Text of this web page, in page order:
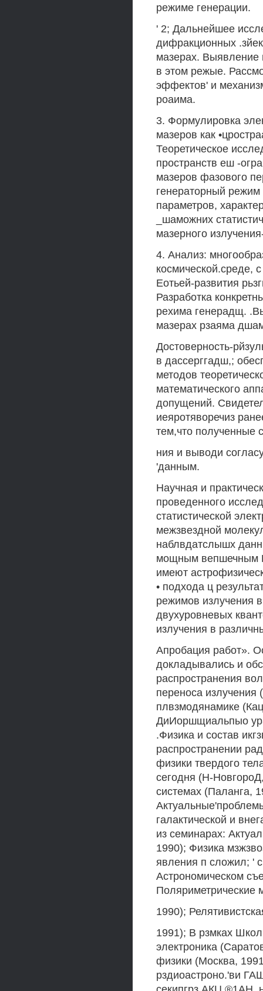
режиме генерации.
' 2; Дальнейшее
дифракционных
мазерах. Выявление
в этом режые.
эффектов' и
роаима.
3. Формулировка
мазеров как
Теоретическое
пространств еш -
мазеров фазового
генераторный
параметров,
_шаможних
мазерного
4. Анализ:
космической.среде,
Еотьей-развития
Разработка
рехима генерадщ.
мазерах рзаяма
Достоверность-
в дассерггадш,;
методов
математического
допущений.
иеяротяворечиз
тем,что полученные
ния и выводи
'данным.
Научная и
проведенного
статистической
межзвездной
наблвдатслышх
мощным вепшечным
имеют
• подхода ц
режимов излучения
двухуровневых
излучения в
Апробация работ».
докладывались и
распространения
переноса
плвзмодянамике
ДиИоршщиальпыо
.Физика и состав
распространении
физики твердого
сегодня (Н-
системах (Паланга,
галактической и
из семинарах:
1990); Физика
явления п сложил; '
Астрономическом
Поляриметрические
1990);
1991); В рзмках
электроника
физики (Москва,
рздиоастроно.'ви